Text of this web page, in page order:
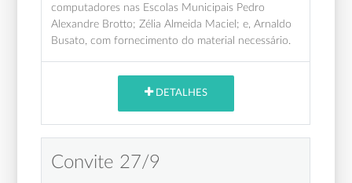
computadores nas Escolas Municipais Pedro
Alexandre Brotto; Zélia Almeida Maciel; e, Arnaldo
Busato, com fornecimento do material necessário.
DETALHES
Convite 27/9